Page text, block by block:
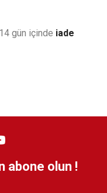
gün içinde iade
abone olun !